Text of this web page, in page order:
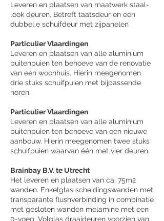
Leveren en plaatsen van maatwerk staal-
look deuren. Betreft taatsdeur en een
dubbel.e schuifdeur met zijpanelen
Particulier Vlaardingen
Leveren en plaatsen van alle aluminium
buitenpuien ten behoeve van de renovatie
van een woonhuis. Hierin meegenomen
drie stuks schuifpuien met bijpassende
horen.
Particulier Vlaardingen
Leveren en plaatsen van alle aluminium
buitenpuien ten behoeve van een nieuwe
aanbouw. Hierin meegenomen twee stuks
schuifpuien waarvan één met vier deuren.
Brainbay B.V. te Utrecht
Het leveren en plaatsen van ca. 75m2
wanden. Enkelglas scheidingswanden met
transparante flushverbinding in combinatie
met gesloten wanden melamine met een
0-voeg. Volglas draaideuren voorzien van